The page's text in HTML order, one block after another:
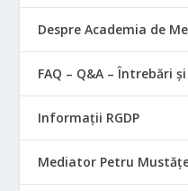
Despre Academia de
FAQ – Q&A – Întrebări
Informații RGDP
Mediator Petru